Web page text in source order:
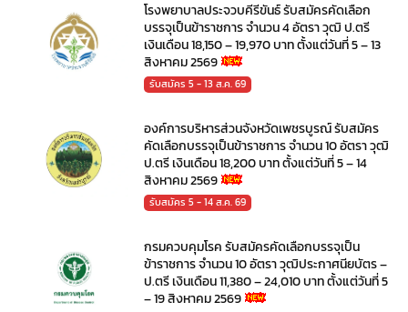
โรงพยาบาลประจวบคีรีขันธ์ รับสมัครคัดเลือก
บรรจุเป็นข้าราชการ จำนวน 4 อัตรา วุฒิ ป.ตรี
เงินเดือน 18,150 – 19,970 บาท ตั้งแต่วันที่ 5 – 13
สิงหาคม 2569
รับสมัคร 5 - 13 ส.ค. 69
องค์การบริหารส่วนจังหวัดเพชรบูรณ์ รับสมัคร
คัดเลือกบรรจุเป็นข้าราชการ จำนวน 10 อัตรา วุฒิ
ป.ตรี เงินเดือน 18,200 บาท ตั้งแต่วันที่ 5 – 14
สิงหาคม 2569
รับสมัคร 5 - 14 ส.ค. 69
กรมควบคุมโรค รับสมัครคัดเลือกบรรจุเป็น
ข้าราชการ จำนวน 10 อัตรา วุฒิประกาศนียบัตร –
ป.ตรี เงินเดือน 11,380 – 24,010 บาท ตั้งแต่วันที่ 5
– 19 สิงหาคม 2569